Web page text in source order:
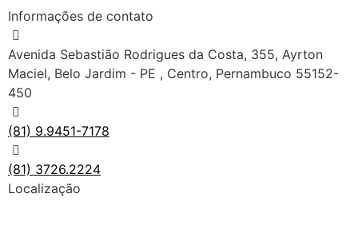
Informações de contato
Avenida Sebastião Rodrigues da Costa, 355, Ayrton
Maciel, Belo Jardim - PE , Centro, Pernambuco 55152-
450
(81) 9.9451-7178
(81) 3726.2224
Localização